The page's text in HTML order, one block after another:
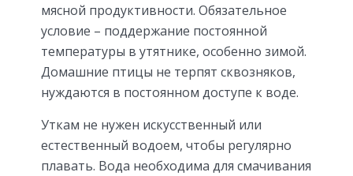
мясной продуктивности. Обязательное
условие – поддержание постоянной
температуры в утятнике, особенно зимой.
Домашние птицы не терпят сквозняков,
нуждаются в постоянном доступе к воде.
Уткам не нужен искусственный или
естественный водоем, чтобы регулярно
плавать. Вода необходима для смачивания